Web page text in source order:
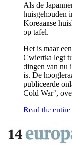
Als de
huisgehouden
Koreaanse
op tafel.
Het is maar
Cwiertka legt
dingen van nu
is. De
publiceerde
Cold War’,
Read the